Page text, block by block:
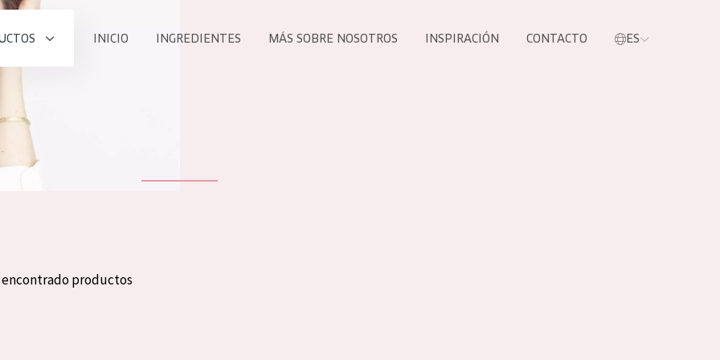
INICIO INGREDIENTES MÁS SOBRE NOSOTROS INSPIRACIÓN CONTACTO ES
encontrado productos